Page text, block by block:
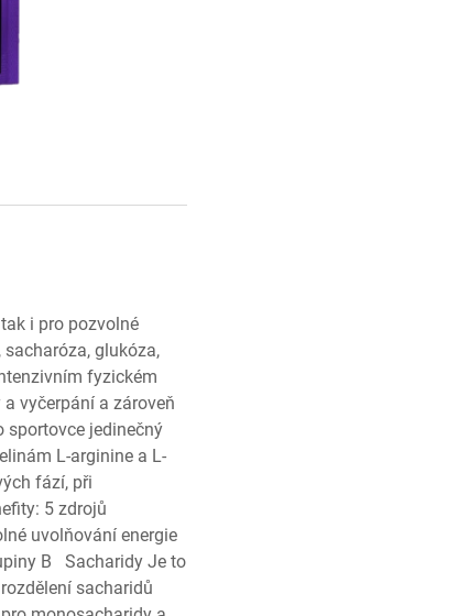
i pro pozvolné
glukóza,
fyzickém
vyčerpání a zároveň
sportovce jedinečný
L-arginine a L-
fází, při
5 zdrojů
uvolňování energie
B Sacharidy Je to
sacharidů